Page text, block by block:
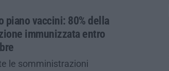
piano vaccini: 80% della
immunizzata entro
le somministrazioni